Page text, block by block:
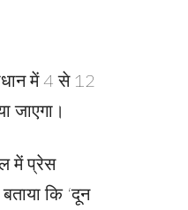
में 4 से 12
जाएगा।
में प्रेस
कि ‘दून